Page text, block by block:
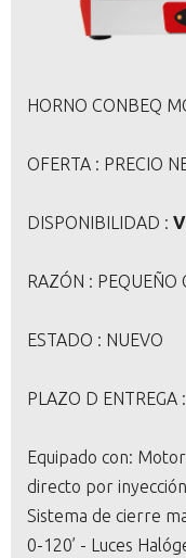
HORNO CONBEQ
OFERTA : PRECIO
DISPONIBILIDAD :
RAZÓN : PEQUEÑO
ESTADO : NUEVO
PLAZO D ENTREGA
Equipado con:
directo por
Sistema de cierre
0-120’ - Luces